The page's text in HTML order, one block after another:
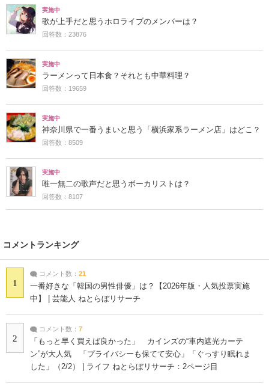
実施中
歌が上手だと思うホロライブのメンバーは？
回答数：23876
実施中
ラーメンって日本食？それとも中華料理？
回答数：19659
実施中
神奈川県で一番うまいと思う「横浜家系ラーメン店」はどこ？
回答数：8509
実施中
唯一無二の歌声だと思うボーカリストは？
回答数：8107
コメントランキング
1
コメント数： 21
一番好きな「韓国の男性俳優」は？【2026年版・人気投票実施
中】 | 芸能人 ねとらぼリサーチ
2
コメント数： 7
「もっと早く買えば良かった」 カインズの“車内遮光カーテ
ン”が大人気 「プライバシーも保てて安心」「ぐっすり眠れま
した」（2/2） | ライフ ねとらぼリサーチ：2ページ目